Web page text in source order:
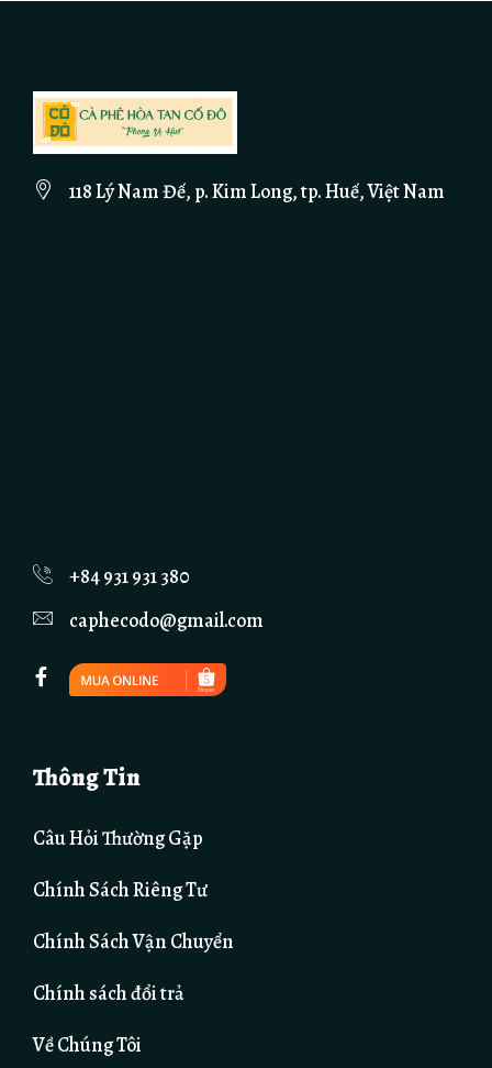
118 Lý Nam Đế, p. Kim Long, tp. Huế, Việt Nam
+84 931 931 380
caphecodo@gmail.com
Thông Tin
Câu Hỏi Thường Gặp
Chính Sách Riêng Tư
Chính Sách Vận Chuyển
Chính sách đổi trả
Về Chúng Tôi